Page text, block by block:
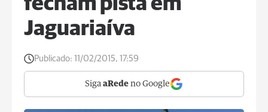
Jaguariaíva
Publicado: 11/02/2015, 17:59
Siga aRede no Google